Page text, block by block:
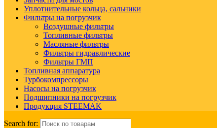
Уплотнительные кольца, сальники
Фильтры на погрузчик
Воздушные фильтры
Топливные фильтры
Масляные фильтры
Фильтры гидравлические
Фильтры ГМП
Топливная аппаратура
Турбокомпрессоры
Насосы на погрузчик
Подшипники на погрузчик
Продукция STEEMAK
Search for: